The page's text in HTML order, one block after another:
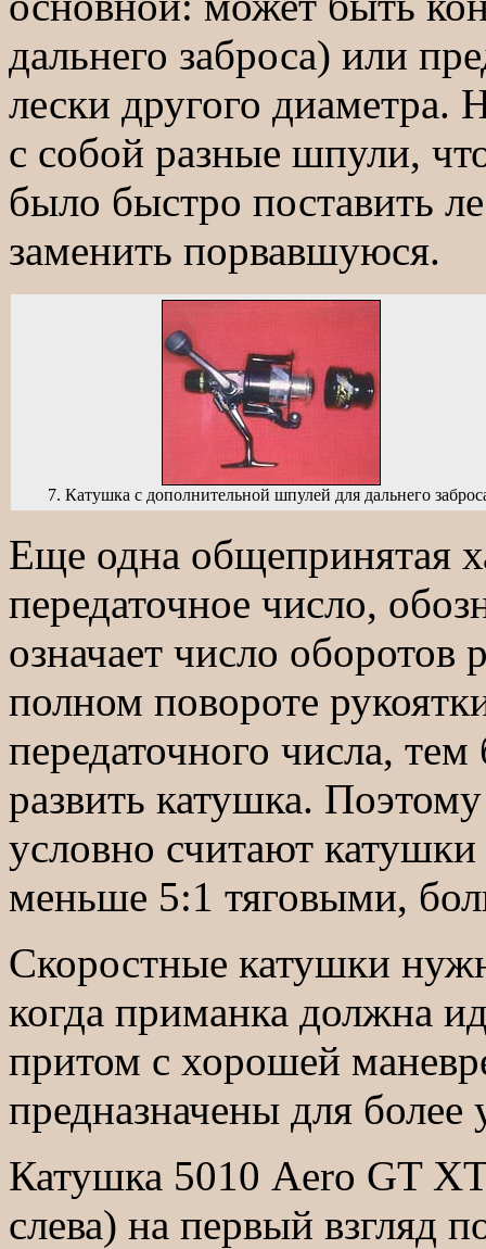
дальнего заброса) или
лески другого диаметра.
с собой разные шпули,
было быстро поставить
заменить порвавшуюся.
7. Катушка с дополнительной шпулей для дальнего
Еще одна общепринятая
передаточное число,
означает число
полном повороте
передаточного числа,
развить катушка.
условно считают
меньше 5:1 тяговыми,
Скоростные катушки
когда приманка должна
притом с хорошей
предназначены для более
Катушка 5010 Aero GT
слева) на первый взгляд